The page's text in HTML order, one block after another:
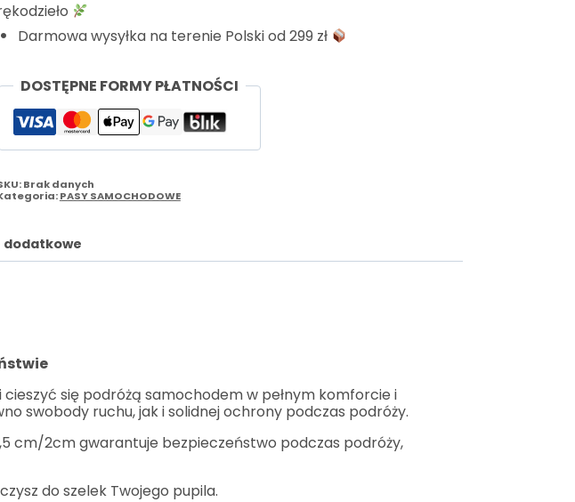
Darmowa wysyłka na terenie Polski od 299 zł
DOSTĘPNE FORMY PŁATNOŚCI
Brak danych
PASY SAMOCHODOWE
się podróżą samochodem w pełnym komforcie i
swobody ruchu, jak i solidnej ochrony podczas podróży.
cm/2cm gwarantuje bezpieczeństwo podczas podróży,
do szelek Twojego pupila.